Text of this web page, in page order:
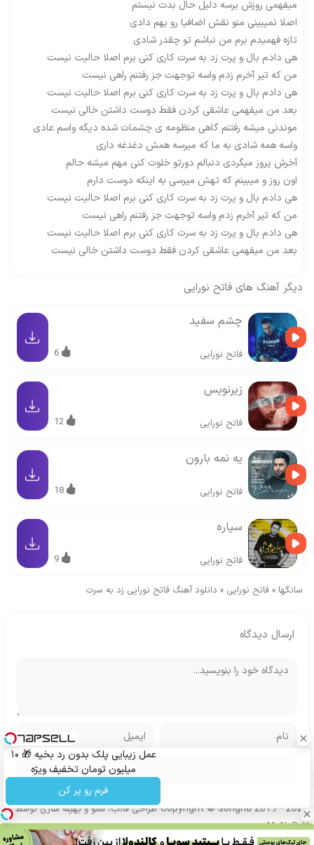
میفهمی روزش برسه دلیل حال بدت نیستم
اصلا نمیبینی منو نقش اضافیا رو بهم دادی
تازه فهمیدم برم من نباشم تو چقدر شادی
هی دادم بال و پرت زد به سرت کاری کنی برم اصلا حالیت نیست
من که تیر آخرم زدم واسه توجهت جز رفتنم راهی نیست
هی دادم بال و پرت زد به سرت کاری کنی برم اصلا حالیت نیست
بعد من میفهمی عاشقی کردن فقط دوست داشتن خالی نیست
موندنی میشه رفتنم گاهی منظومه ی چشمات شده دیگه واسم عادی
واسه همه شادی به ما که میرسه همش دغدغه داری
آخرش یروز میگردی دنبالم دورتو خلوت کنی مهم میشه حالم
اون روز و میبینم که تهش میرسی به اینکه دوست دارم
هی دادم بال و پرت زد به سرت کاری کنی برم اصلا حالیت نیست
من که تیر آخرم زدم واسه توجهت جز رفتنم راهی نیست
هی دادم بال و پرت زد به سرت کاری کنی برم اصلا حالیت نیست
بعد من میفهمی عاشقی کردن فقط دوست داشتن خالی نیست
دیگر آهنگ های فاتح نورایی
چشم سفید
فاتح نورایی 6
زیرنویس
فاتح نورایی 12
یه نمه بارون
فاتح نورایی 18
سیاره
فاتح نورایی 9
سانگها » فاتح نورایی » دانلود آهنگ فاتح نورایی زد به سرت
ارسال دیدگاه
عمل زیبایی پلک بدون رد بخیه 🎁 ۱۰
میلیون تومان تخفیف ویژه
فرم رو پر کن
Copyright © songha 2019 - 2024 طراحی قالب، سئو و بهینه سازی توسط
MoNoDeV